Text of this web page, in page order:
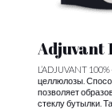
Adjuvant
L’ADJUVANT
целлюлозы.
позволяет
стеклу бутылки.